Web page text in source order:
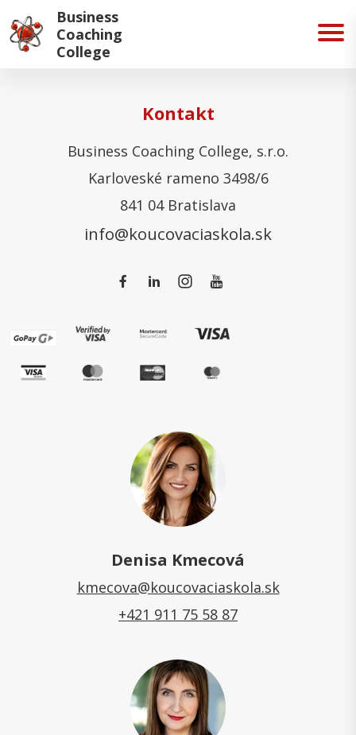
Business
Coaching
College
Kontakt
Business Coaching College, s.r.o.
Karloveské rameno 3498/6
841 04 Bratislava
info@koucovaciaskola.sk
Denisa Kmecová
kmecova@koucovaciaskola.sk
+421 911 75 58 87